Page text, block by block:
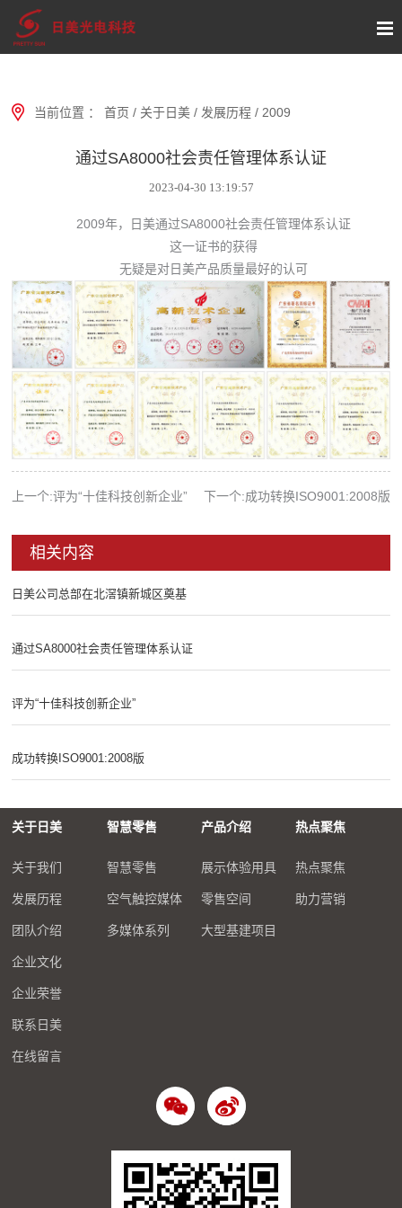
当前位置 ：首页 / 关于日美 / 发展历程 / 2009
通过SA8000社会责任管理体系认证
2023-04-30 13:19:57
2009年，日美通过SA8000社会责任管理体系认证
这一证书的获得
无疑是对日美产品质量最好的认可
上一个:评为“十佳科技创新企业” 下一个:成功转换ISO9001:2008版
相关内容
日美公司总部在北滘镇新城区奠基
通过SA8000社会责任管理体系认证
评为“十佳科技创新企业”
成功转换ISO9001:2008版
关于日美
关于我们
发展历程
团队介绍
企业文化
企业荣誉
联系日美
在线留言
智慧零售
智慧零售
空气触控媒体
多媒体系列
产品介绍
展示体验用具
零售空间
大型基建项目
热点聚焦
热点聚焦
助力营销